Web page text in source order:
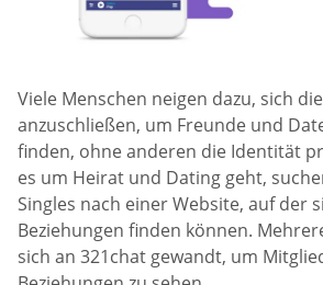
Viele Menschen neigen dazu, sich
anzuschließen, um Freunde und
finden, ohne anderen die Identität
es um Heirat und Dating geht,
Singles nach einer Website, auf der
Beziehungen finden können.
sich an 321chat gewandt, um